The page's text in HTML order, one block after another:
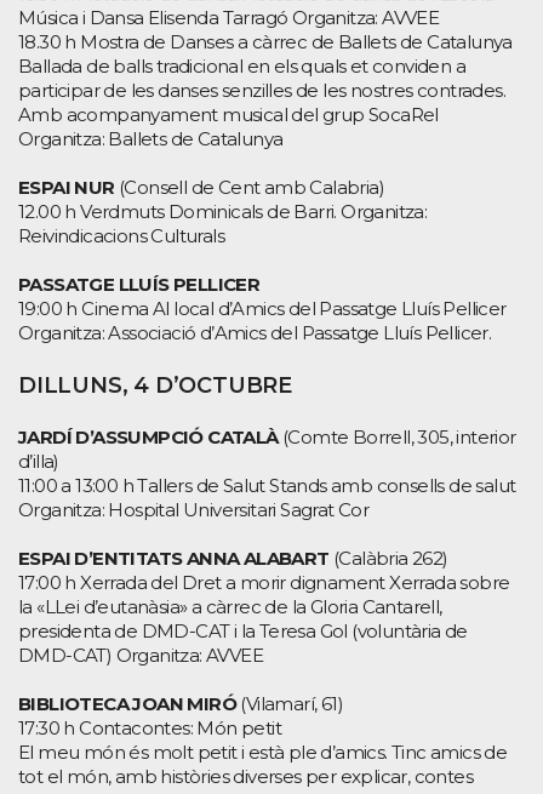
Música i Dansa Elisenda Tarragó Organitza: AVVEE
18.30 h Mostra de Danses a càrrec de Ballets de Catalunya
Ballada de balls tradicional en els quals et conviden a
participar de les danses senzilles de les nostres contrades.
Amb acompanyament musical del grup SocaRel
Organitza: Ballets de Catalunya
ESPAI NUR (Consell de Cent amb Calabria)
12.00 h Verdmuts Dominicals de Barri. Organitza:
Reivindicacions Culturals
PASSATGE LLUÍS PELLICER
19:00 h Cinema Al local d’Amics del Passatge Lluís Pellicer
Organitza: Associació d’Amics del Passatge Lluís Pellicer.
DILLUNS, 4 D’OCTUBRE
JARDÍ D’ASSUMPCIÓ CATALÀ(Comte Borrell, 305, interior
d’illa)
11:00 a 13:00 h Tallers de Salut Stands amb consells de salut
Organitza: Hospital Universitari Sagrat Cor
ESPAI D’ENTITATS ANNA ALABART (Calàbria 262)
17:00 h Xerrada del Dret a morir dignament Xerrada sobre
la «LLei d’eutanàsia» a càrrec de la Gloria Cantarell,
presidenta de DMD-CAT i la Teresa Gol (voluntària de
DMD-CAT) Organitza: AVVEE
BIBLIOTECA JOAN MIRÓ(Vilamarí, 61)
17:30 h Contacontes: Món petit
El meu món és molt petit i està ple d’amics. Tinc amics de
tot el món, amb històries diverses per explicar, contes